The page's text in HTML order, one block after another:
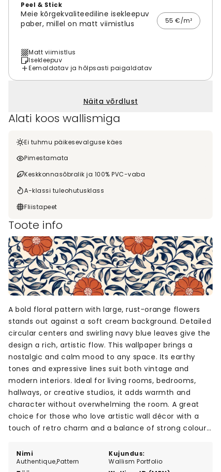
Peel & Stick
Meie kõrgekvaliteediline isekleepuv
paber, millel on matt viimistlus
55 €/m²
Matt viimistlus
Isekleepuv
Eemaldatav ja hõlpsasti paigaldatav
Näita võrdlust
Alati koos wallismiga
Ei tuhmu päikesevalguse käes
Pimestamata
Keskkonnasõbralik ja 100% PVC-vaba
A-klassi tuleohutusklass
Fliistapeet
Toote info
Nimi
Authentique,Pattern
Kujundus:
Wallism Portfolio
A bold floral pattern with large, rust-orange flowers
stands out against a soft cream background. Detailed
circular centers and swirling navy blue leaves give the
design a rich, artistic flow. This wallpaper brings a
nostalgic and calm mood to any space. Its earthy
tones and expressive lines suit both vintage and
modern interiors. Ideal for living rooms, bedrooms,
hallways, or creative studios, it adds warmth and
character without overwhelming the room. A great
choice for those who love artistic wall décor with a
touch of retro charm and a balance of strong colour